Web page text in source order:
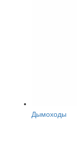
Дымоходы